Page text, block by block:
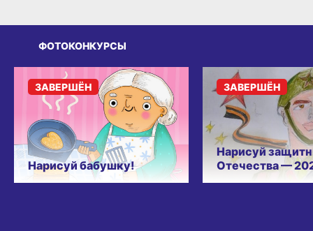
ФОТОКОНКУРСЫ
Нарисуй бабушку!
ЗАВЕРШЁН
Нарисуй
Отечества —
ЗАВЕРШЁН